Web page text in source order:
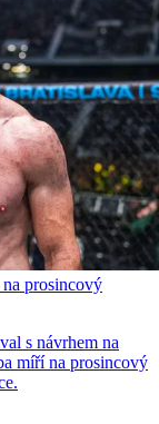
prosincový
s návrhem na
míří na prosincový